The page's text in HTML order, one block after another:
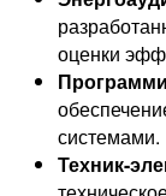
оценки
системами.
Техник-